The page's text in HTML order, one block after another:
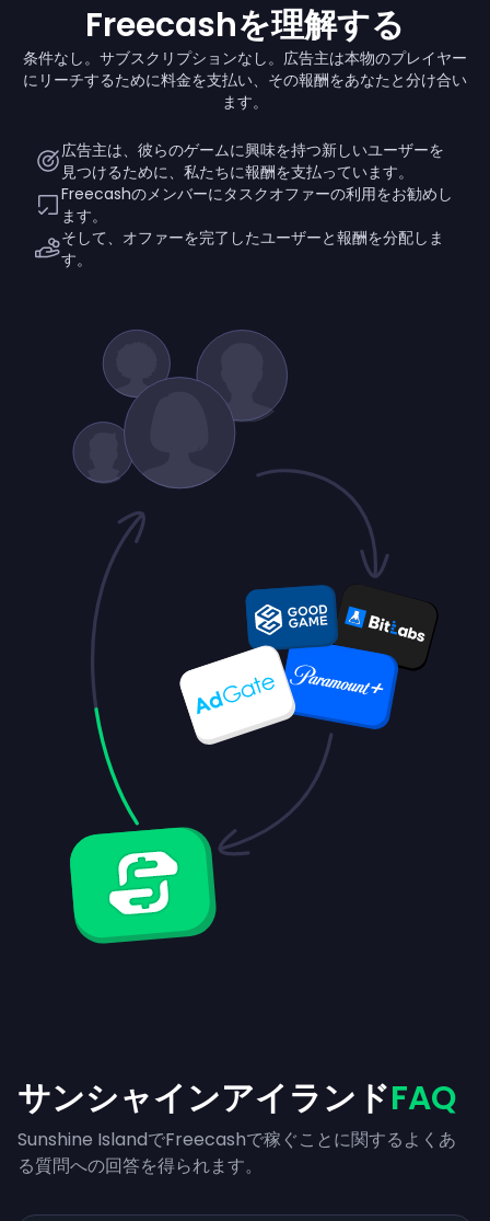
Freecashを理解する
条件なし。サブスクリプションなし。広告主は本物のプレイヤー
にリーチするために料金を支払い、その報酬をあなたと分け合い
ます。
広告主は、彼らのゲームに興味を持つ新しいユーザーを
見つけるために、私たちに報酬を支払っています。
Freecashのメンバーにタスクオファーの利用をお勧めし
ます。
そして、オファーを完了したユーザーと報酬を分配しま
す。
サンシャインアイランドFAQ
Sunshine IslandでFreecashで稼ぐことに関するよくあ
る質問への回答を得られます。